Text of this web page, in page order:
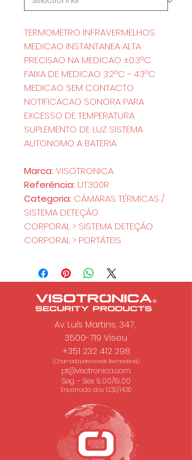
TERMOMETRO INFRAVERMELHOS
MEDICAO INSTANTANEA ALTA
PRECISAO NA MEDICAO ±0.3ºC
FAIXA DE MEDICAO 32ºC ~ 43ºC
MEDICAO SEM CONTACTO
NOTIFICACAO SONORA PARA
EXCESSO DE TEMPERATURA
SUPLEMENTO DE LUZ SISTEMA
AUTONOMO A BATERIA
Marca: VISOTRONICA
Referência: UT300R
Categoria: CÂMARAS TÉRMICAS /
SISTEMA DETEÇÃO
CORPORAL > SISTEMA DETEÇÃO
CORPORAL > PORTÁTEIS
Av. Luís Martins, 347,
3500-719 Viseu
+351 232 412 298
(Chamada para a rede fixa nacional.)
pt@visotronica.com
Seg. - Sex. 9.00/19.00
Encerrado das 12.30/14.30